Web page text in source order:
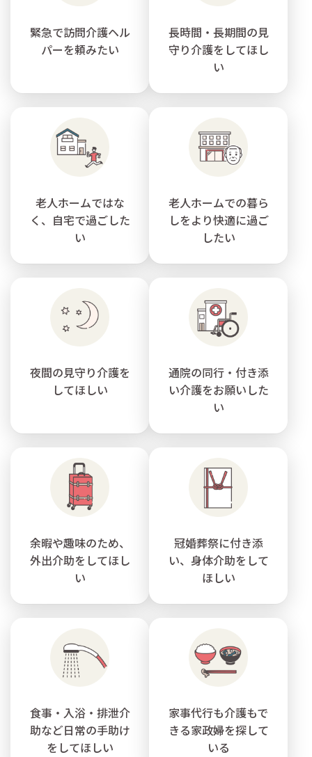
緊急で訪問介護ヘル
パーを頼みたい
長時間・長期間の見
守り介護をしてほし
い
老人ホームではな
く、自宅で過ごした
い
老人ホームでの暮ら
しをより快適に過ご
したい
夜間の見守り介護を
してほしい
通院の同行・付き添
い介護をお願いした
い
余暇や趣味のため、
外出介助をしてほし
い
冠婚葬祭に付き添
い、身体介助をして
ほしい
食事・入浴・排泄介
助など日常の手助け
をしてほしい
家事代行も介護もで
きる家政婦を探して
いる